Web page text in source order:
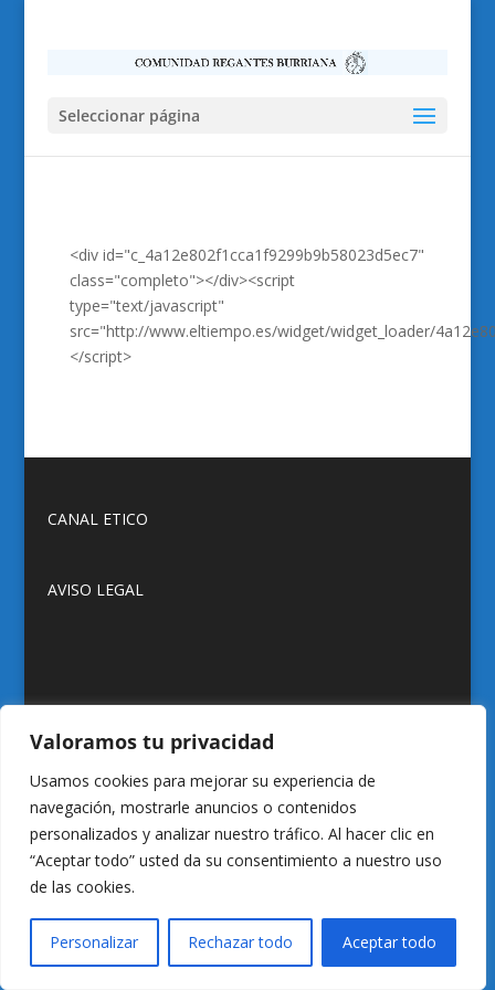
Valoramos tu privacidad
Usamos cookies para mejorar su experiencia de
navegación, mostrarle anuncios o contenidos
personalizados y analizar nuestro tráfico. Al hacer clic en
“Aceptar todo” usted da su consentimiento a nuestro uso
de las cookies.
Personalizar Rechazar todo Aceptar todo
Seleccionar página
<div id="c_4a12e802f1cca1f9299b9b58023d5ec7"
class="completo"></div><script
type="text/javascript"
src="http://www.eltiempo.es/widget/widget_loader/
</script>
CANAL ETICO
AVISO LEGAL
Desarrollado por Tándem Informática